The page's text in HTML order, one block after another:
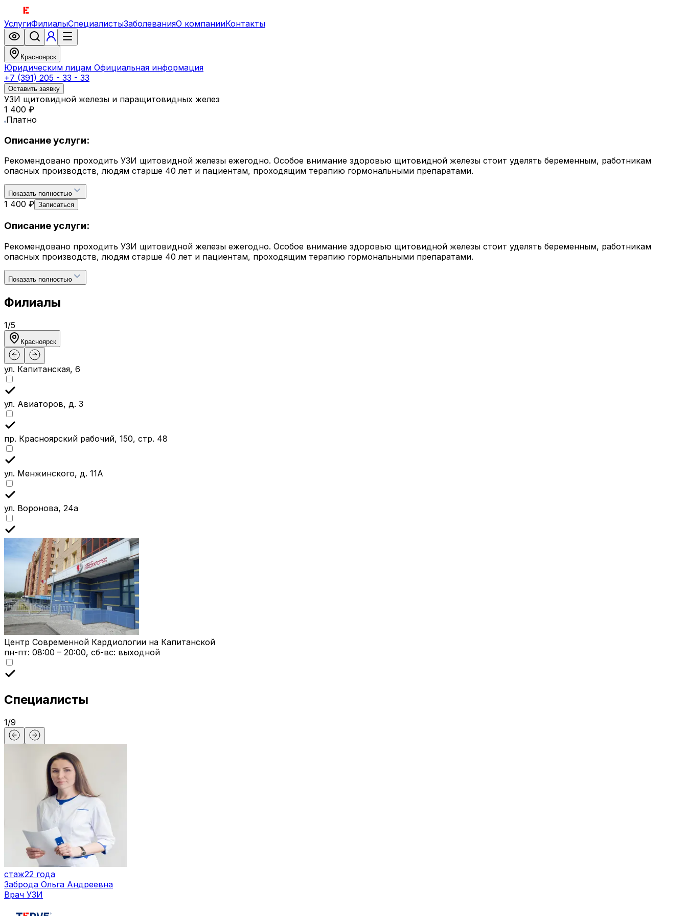
УслугиФилиалыСпециалистыЗаболеванияО компанииКонтакты
Красноярск
Юридическим лицам Официальная информация
+7 (391) 205 - 33 - 33
Оставить заявку
УЗИ щитовидной железы и паращитовидных желез
1 400 ₽
Платно
Описание услуги:
Рекомендовано проходить УЗИ щитовидной железы ежегодно. Особое внимание здоровью щитовидной железы стоит уделять беременным, работникам
опасных производств, людям старше 40 лет и пациентам, проходящим терапию гормональными препаратами.
Показать полностью
1 400 ₽ Записаться
Описание услуги:
Рекомендовано проходить УЗИ щитовидной железы ежегодно. Особое внимание здоровью щитовидной железы стоит уделять беременным, работникам
опасных производств, людям старше 40 лет и пациентам, проходящим терапию гормональными препаратами.
Показать полностью
Филиалы
1/5
Красноярск
ул. Капитанская, 6
ул. Авиаторов, д. 3
пр. Красноярский рабочий, 150, стр. 48
ул. Менжинского, д. 11А
ул. Воронова, 24а
Центр Современной Кардиологии на Капитанской
пн-пт: 08:00 – 20:00, сб-вс: выходной
Специалисты
1/9
стаж22 года
Заброда Ольга Андреевна
Врач УЗИ